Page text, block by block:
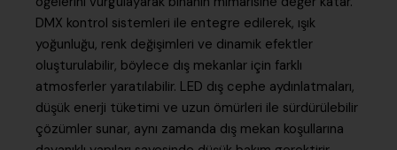
DMX kontrol sistemleri ile entegre edilerek, ışık
yoğunluğu, renk değişimleri ve dinamik efektler
oluşturulabilir, böylece dış mekanlar için farklı
atmosferler yaratılabilir. LED dış cephe aydınlatmaları,
düşük enerji tüketimi ve uzun ömürleri ile sürdürülebilir
çözümler sunar, aynı zamanda dış mekan koşullarına